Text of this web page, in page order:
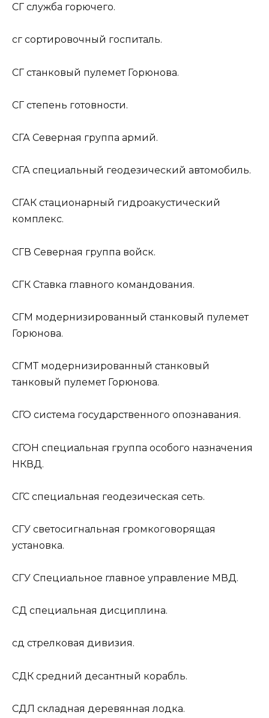
СГ служба горючего.
сг сортировочный госпиталь.
СГ станковый пулемет Горюнова.
СГ степень готовности.
СГА Северная группа армий.
СГА специальный геодезический автомобиль.
СГАК стационарный гидроакустический
комплекс.
СГВ Северная группа войск.
СГК Ставка главного командования.
СГМ модернизированный станковый пулемет
Горюнова.
СГМТ модернизированный станковый
танковый пулемет Горюнова.
СГО система государственного опознавания.
СГОН специальная группа особого назначения
НКВД.
СГС специальная геодезическая сеть.
СГУ светосигнальная громкоговорящая
установка.
СГУ Специальное главное управление МВД.
СД специальная дисциплина.
сд стрелковая дивизия.
СДК средний десантный корабль.
СДЛ складная деревянная лодка.